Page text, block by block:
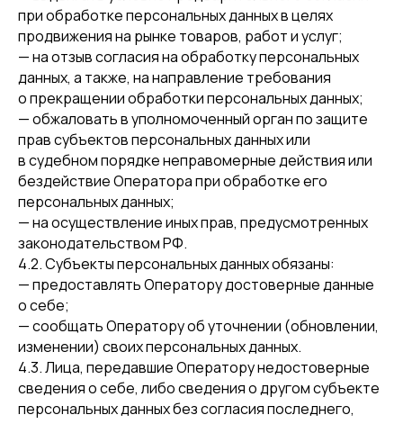
при обработке персональных данных в целях
продвижения на рынке товаров, работ и услуг;
— на отзыв согласия на обработку персональных
данных, а также, на направление требования
о прекращении обработки персональных данных;
— обжаловать в уполномоченный орган по защите
прав субъектов персональных данных или
в судебном порядке неправомерные действия или
бездействие Оператора при обработке его
персональных данных;
— на осуществление иных прав, предусмотренных
законодательством РФ.
4.2. Субъекты персональных данных обязаны:
— предоставлять Оператору достоверные данные
о себе;
— сообщать Оператору об уточнении (обновлении,
изменении) своих персональных данных.
4.3. Лица, передавшие Оператору недостоверные
сведения о себе, либо сведения о другом субъекте
персональных данных без согласия последнего,